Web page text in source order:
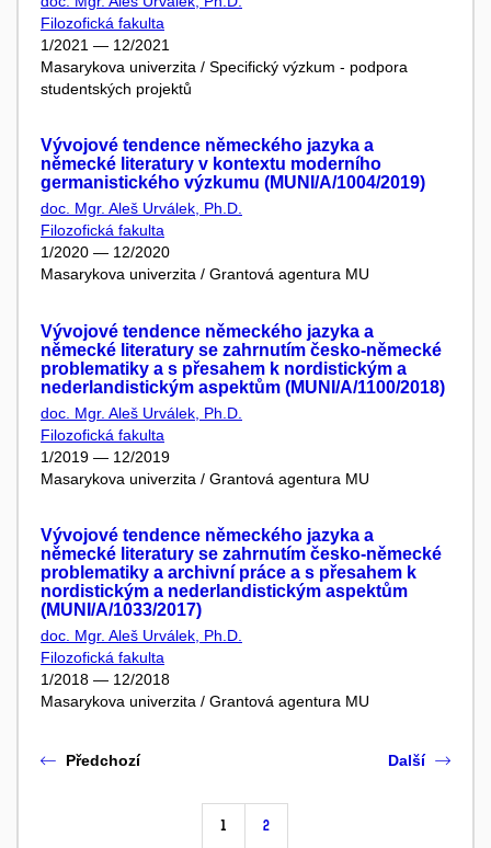
Filozofická fakulta
1/2021 — 12/2021
Masarykova univerzita / Specifický výzkum - podpora
studentských projektů
Vývojové tendence německého jazyka a
německé literatury v kontextu moderního
germanistického výzkumu (MUNI/A/1004/2019)
doc. Mgr. Aleš Urválek, Ph.D.
Filozofická fakulta
1/2020 — 12/2020
Masarykova univerzita / Grantová agentura MU
Vývojové tendence německého jazyka a
německé literatury se zahrnutím česko-německé
problematiky a s přesahem k nordistickým a
nederlandistickým aspektům (MUNI/A/1100/2018)
doc. Mgr. Aleš Urválek, Ph.D.
Filozofická fakulta
1/2019 — 12/2019
Masarykova univerzita / Grantová agentura MU
Vývojové tendence německého jazyka a
německé literatury se zahrnutím česko-německé
problematiky a archivní práce a s přesahem k
nordistickým a nederlandistickým aspektům
(MUNI/A/1033/2017)
doc. Mgr. Aleš Urválek, Ph.D.
Filozofická fakulta
1/2018 — 12/2018
Masarykova univerzita / Grantová agentura MU
Předchozí
1 2
Další